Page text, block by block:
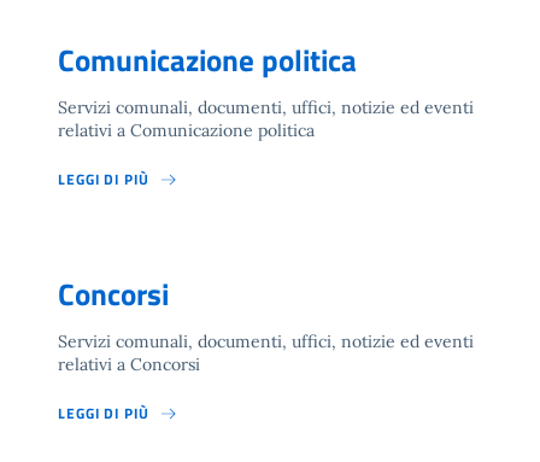
Comunicazione politica
Servizi comunali, documenti, uffici, notizie ed eventi
relativi a Comunicazione politica
LEGGI DI PIÙ
Concorsi
Servizi comunali, documenti, uffici, notizie ed eventi
relativi a Concorsi
LEGGI DI PIÙ